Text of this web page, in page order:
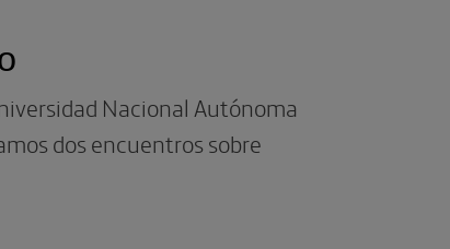
Nacional Autónoma
dos encuentros sobre